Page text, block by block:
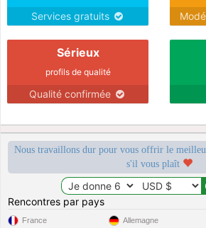
Services gratuits
Sérieux
profils de qualité
Qualité confirmée
Nous travaillons dur pour vous offrir le
s'il vous plaît
Rencontres par pays
France Allemagne